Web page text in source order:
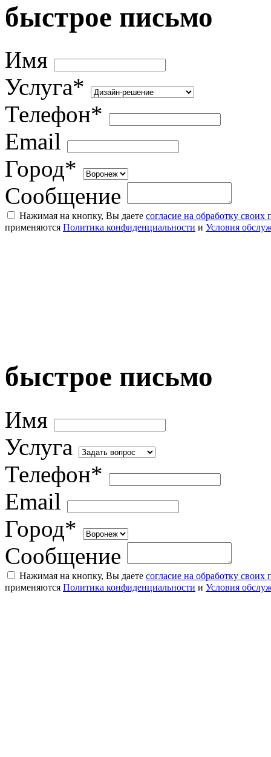
быстрое письмо
Имя
Услуга*
Телефон*
Email
Город*
Сообщение
Нажимая на кнопку, Вы даете согласие на обработку
применяются Политика конфиденциальности и Условия
быстрое письмо
Имя
Услуга
Телефон*
Email
Город*
Сообщение
Нажимая на кнопку, Вы даете согласие на обработку
применяются Политика конфиденциальности и Условия